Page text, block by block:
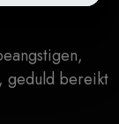
geduld bereikt